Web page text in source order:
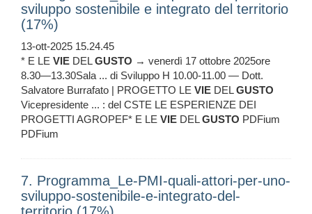
sviluppo sostenibile e integrato del territorio
(17%)
13-ott-2025 15.24.45
* E LE VIE DELGUSTO → venerdì 17 ottobre 2025ore
8.30—13.30Sala ... di Sviluppo H 10.00-11.00 — Dott.
Salvatore Burrafato | PROGETTO LE VIE DELGUSTO
Vicepresidente ... : del CSTE LE ESPERIENZE DEI
PROGETTI AGROPEF* E LE VIE DELGUSTO PDFium
PDFium
7. Programma_Le-PMI-quali-attori-per-uno-
sviluppo-sostenibile-e-integrato-del-